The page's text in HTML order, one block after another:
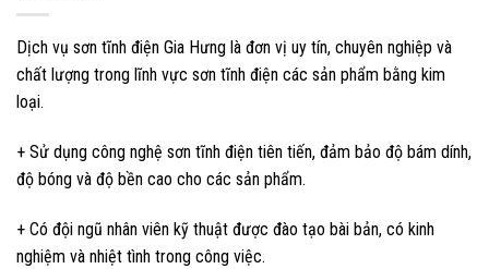
Dịch vụ sơn tĩnh điện Gia Hưng là đơn vị uy tín, chuyên nghiệp và
chất lượng trong lĩnh vực sơn tĩnh điện các sản phẩm bằng kim
loại.
+ Sử dụng công nghệ sơn tĩnh điện tiên tiến, đảm bảo độ bám dính,
độ bóng và độ bền cao cho các sản phẩm.
+ Có đội ngũ nhân viên kỹ thuật được đào tạo bài bản, có kinh
nghiệm và nhiệt tình trong công việc.